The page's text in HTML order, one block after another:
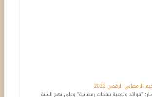
الرمضاني الرقمي 2022